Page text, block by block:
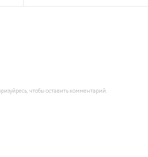
чтобы оставить комментарий.